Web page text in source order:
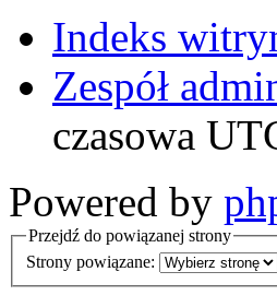
Indeks
Zespół
czasowa
Powered by
Przejdź do powiązanej strony
Strony powiązane: